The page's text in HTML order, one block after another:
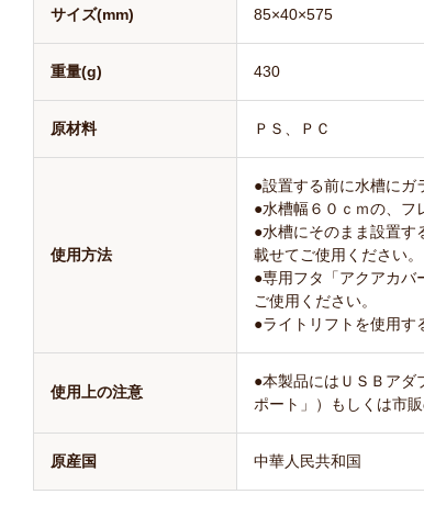
サイズ(mm) 85×40×575
重量(g) 430
原材料 ＰＳ、ＰＣ
使用方法
●設置する前に水槽にガ
●水槽幅６０ｃｍの、フ
●水槽にそのまま設置す
載せてご使用ください。
●専用フタ「アクアカバ
ご使用ください。
●ライトリフトを使用す
使用上の注意
●本製品にはＵＳＢア
ポート」）もしくは市
原産国 中華人民共和国